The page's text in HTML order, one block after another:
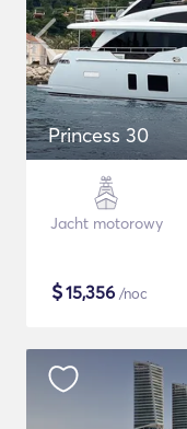
Princess 30
Jacht motorowy
$15,356 /noc